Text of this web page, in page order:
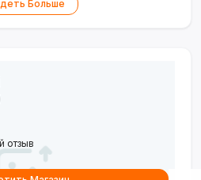
Больше
отзыв